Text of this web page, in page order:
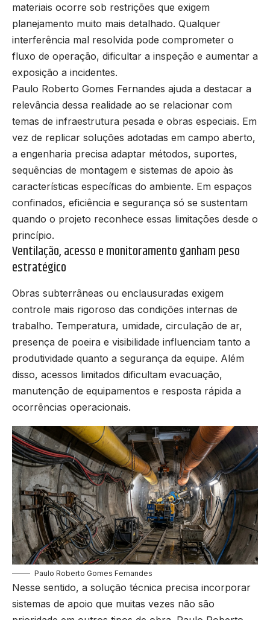
materiais ocorre sob restrições que exigem
planejamento muito mais detalhado. Qualquer
interferência mal resolvida pode comprometer o
fluxo de operação, dificultar a inspeção e aumentar a
exposição a incidentes.
Paulo Roberto Gomes Fernandes ajuda a destacar a
relevância dessa realidade ao se relacionar com
temas de infraestrutura pesada e obras especiais. Em
vez de replicar soluções adotadas em campo aberto,
a engenharia precisa adaptar métodos, suportes,
sequências de montagem e sistemas de apoio às
características específicas do ambiente. Em espaços
confinados, eficiência e segurança só se sustentam
quando o projeto reconhece essas limitações desde o
princípio.
Ventilação, acesso e monitoramento ganham peso
estratégico
Obras subterrâneas ou enclausuradas exigem
controle mais rigoroso das condições internas de
trabalho. Temperatura, umidade, circulação de ar,
presença de poeira e visibilidade influenciam tanto a
produtividade quanto a segurança da equipe. Além
disso, acessos limitados dificultam evacuação,
manutenção de equipamentos e resposta rápida a
ocorrências operacionais.
Paulo Roberto Gomes Fernandes
Nesse sentido, a solução técnica precisa incorporar
sistemas de apoio que muitas vezes não são